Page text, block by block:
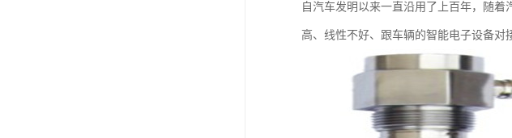
自汽车发明以来一直沿用了上百年，随
高、线性不好、跟车辆的智能电子设备对